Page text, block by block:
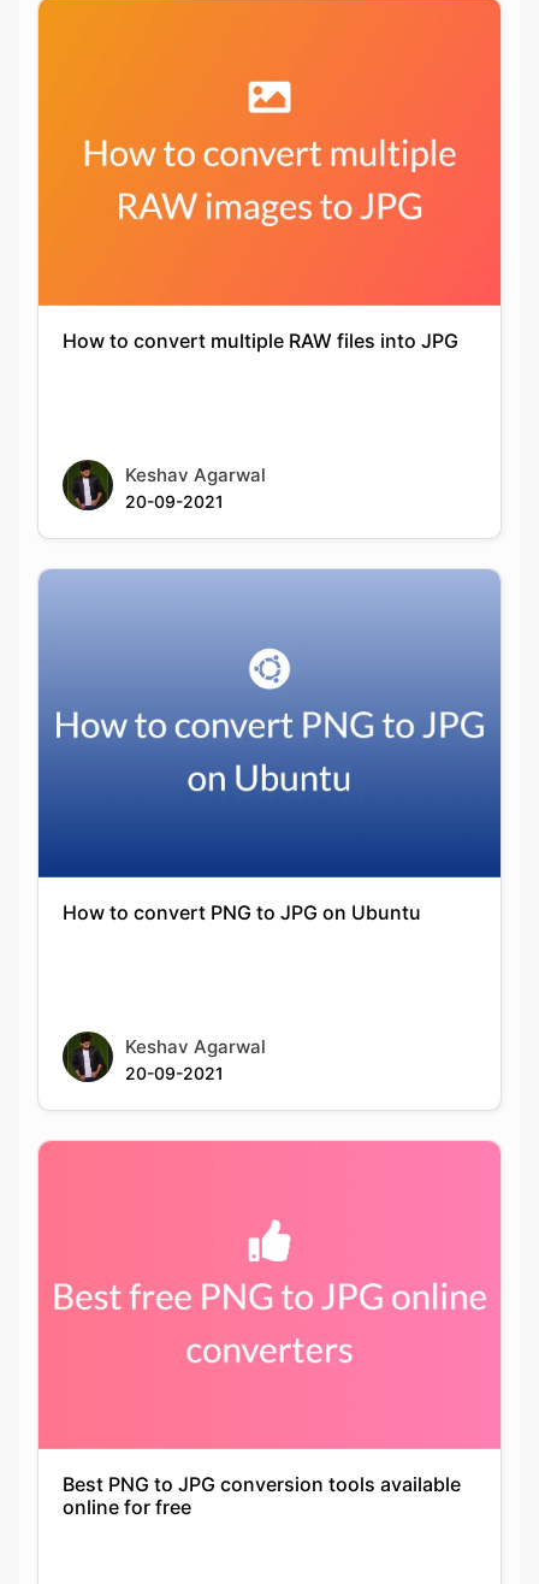
How to convert multiple RAW files into JPG
Keshav Agarwal
20-09-2021
How to convert PNG to JPG on Ubuntu
Keshav Agarwal
20-09-2021
Best PNG to JPG conversion tools available
online for free